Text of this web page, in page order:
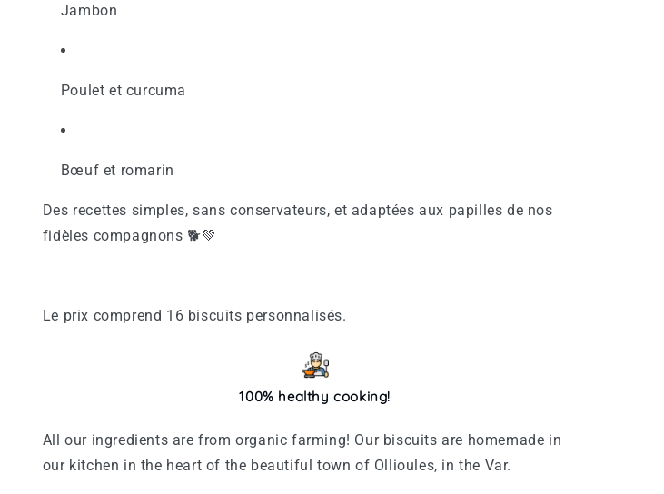
Jambon
Poulet et curcuma
Bœuf et romarin
Des recettes simples, sans conservateurs, et adaptées aux papilles de nos
fidèles compagnons 🐕💚
Le prix comprend 16 biscuits personnalisés.
100% healthy cooking!
All our ingredients are from organic farming! Our biscuits are homemade in
our kitchen in the heart of the beautiful town of Ollioules, in the Var.